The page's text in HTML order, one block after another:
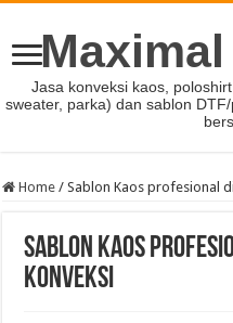
Jasa konveksi kaos,
sweater, parka) dan sablon
Home / Sablon Kaos profesional
Sablon Kaos
Konveksi